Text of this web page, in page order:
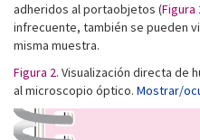
adheridos al portaobjetos (Figura
infrecuente, también se pueden
misma muestra.
Figura 2. Visualización directa de
al microscopio óptico. Mostrar/